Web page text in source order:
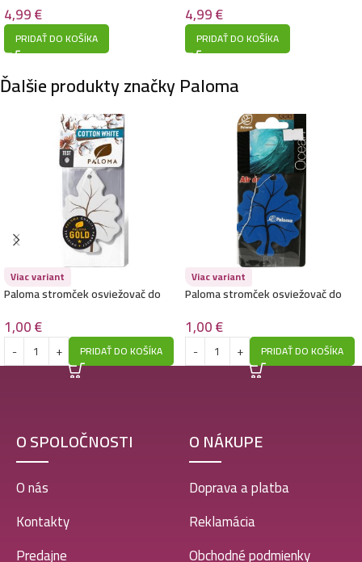
1,00
Paloma stromček osviežovač do auta-Ocean
1,00
Paloma stromček osviežovač do auta-Sport
1,00€
Paloma stromček osviežovač do auta-Fresh
1,00
Terre d´Hermes)
4,99€
PRIDAŤ DO KOŠÍKA
J’adore)
4,99€
PRIDAŤ DO KOŠÍKA
Ďalšie produkty značky Paloma
Viac variant
Paloma stromček osviežovač do
1,00€
PRIDAŤ DO KOŠÍKA
Viac variant
Paloma stromček osviežovač do
1,00€
PRIDAŤ DO KOŠÍKA
O SPOLOČNOSTI
O nás
Kontakty
Predajne
O NÁKUPE
Doprava a platba
Reklamácia
Obchodné podmienky